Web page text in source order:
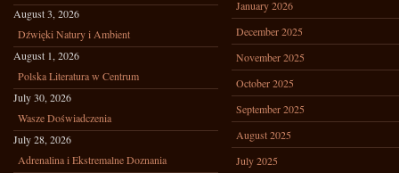
August 3, 2026
Dźwięki Natury i Ambient
August 1, 2026
Polska Literatura w Centrum
July 30, 2026
Wasze Doświadczenia
July 28, 2026
Adrenalina i Ekstremalne Doznania
January 2026
December 2025
November 2025
October 2025
September 2025
August 2025
July 2025